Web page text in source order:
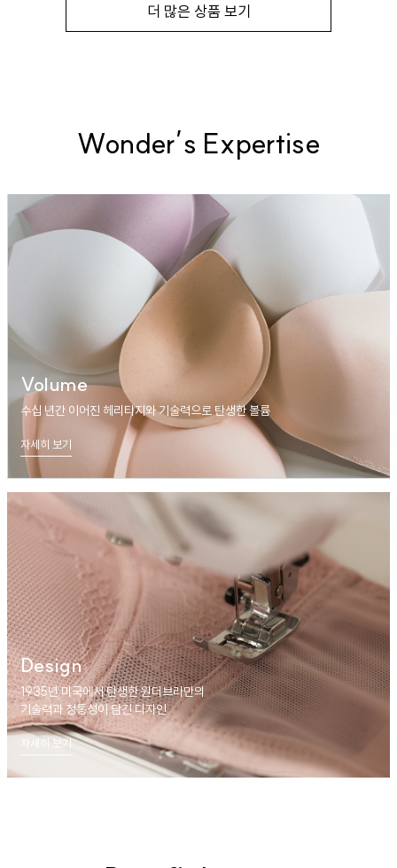
더 많은 상품 보기
Wonder’s Expertise
Volume
수십 년간 이어진 헤리티지와 기술력으로 탄생한 볼륨
자세히 보기
Design
1935년 미국에서 탄생한 원더브라만의
기술력과 정통성이 담긴 디자인
자세히 보기